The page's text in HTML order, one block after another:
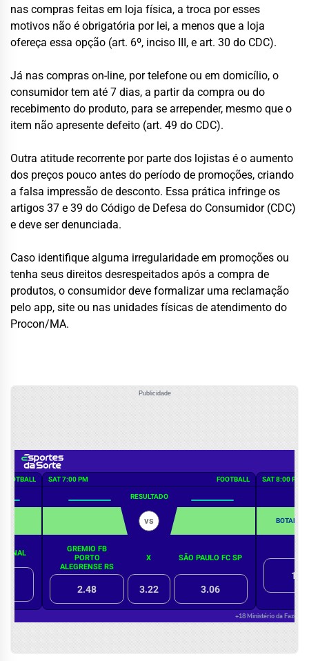
nas compras feitas em loja física, a troca por esses
motivos não é obrigatória por lei, a menos que a loja
ofereça essa opção (art. 6º, inciso III, e art. 30 do CDC).
Já nas compras on-line, por telefone ou em domicílio, o
consumidor tem até 7 dias, a partir da compra ou do
recebimento do produto, para se arrepender, mesmo que o
item não apresente defeito (art. 49 do CDC).
Outra atitude recorrente por parte dos lojistas é o aumento
dos preços pouco antes do período de promoções, criando
a falsa impressão de desconto. Essa prática infringe os
artigos 37 e 39 do Código de Defesa do Consumidor (CDC)
e deve ser denunciada.
Caso identifique alguma irregularidade em promoções ou
tenha seus direitos desrespeitados após a compra de
produtos, o consumidor deve formalizar uma reclamação
pelo app, site ou nas unidades físicas de atendimento do
Procon/MA.
Publicidade